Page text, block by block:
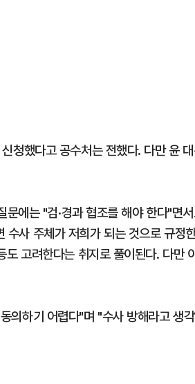
청했다고 공수처는 전했다. 다만 윤
에는 "검·경과 협조를 해야 한다"면
수사 주체가 저희가 되는 것으로 규정
고려한다는 취지로 풀이된다. 다만
의하기 어렵다"며 "수사 방해라고 생